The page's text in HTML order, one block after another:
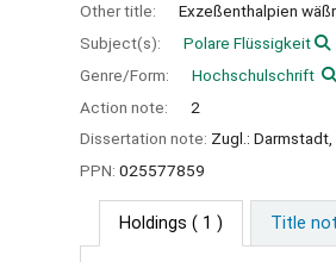
Other title:
Exzeßenthalpien
Subject(s):
Polare Flüssigkeit
Genre/Form:
Hochschulschrift
Action note:
2
Dissertation note: Zugl.:
PPN: 025577859
Holdings ( 1 ) Title